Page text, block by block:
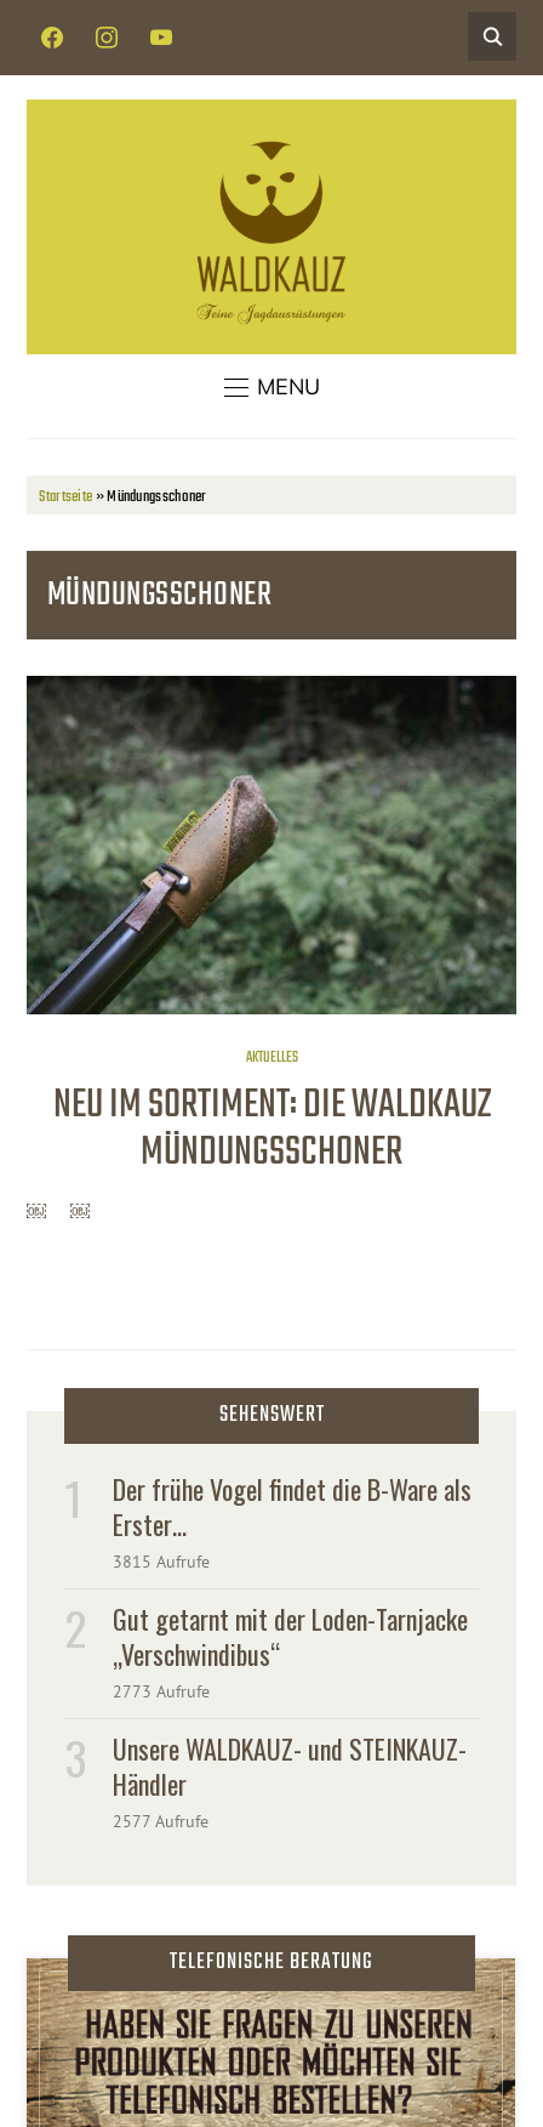
FACEBOOKINSTAGRAMYOUTUBE
MENU
Startseite»Mündungsschoner
MÜNDUNGSSCHONER
AKTUELLES
NEU IM SORTIMENT: DIE WALDKAUZ
MÜNDUNGSSCHONER
￼ ￼
SEHENSWERT
Der frühe Vogel findet die B-Ware als
Erster…
3815 Aufrufe
Gut getarnt mit der Loden-Tarnjacke
„Verschwindibus“
2773 Aufrufe
Unsere WALDKAUZ- und STEINKAUZ-
Händler
2577 Aufrufe
TELEFONISCHE BERATUNG